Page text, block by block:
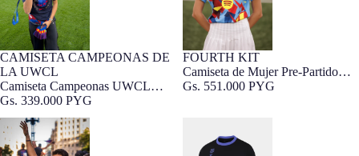
UNISEX COLLECTION
CAMPEONAS UWCL
Barça Exclusivo
CAMISETA CAMPEONAS DE
LA UWCL
Camiseta Campeonas UWCL
2026 Barça
Gs. 339.000 PYG
FOURTH KIT
Camiseta de Mujer Pre-Partido
cuarta equipación FC Barcelona
Gs. 551.000 PYG
Camiseta Campeones de LaLiga
2026 Barça
Kobe Bryant